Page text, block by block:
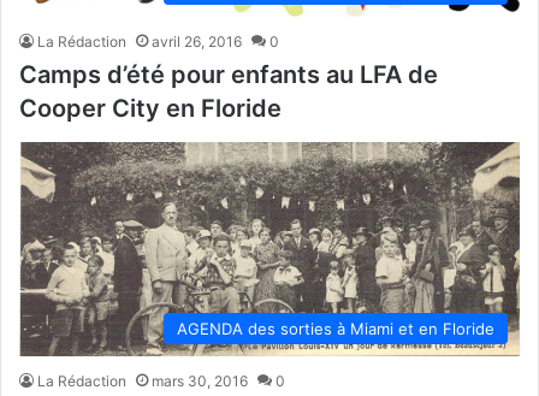
La Rédaction avril 26, 2016 0
Camps d’été pour enfants au LFA de
Cooper City en Floride
AGENDA des sorties à Miami et en Floride
La Rédaction mars 30, 2016 0